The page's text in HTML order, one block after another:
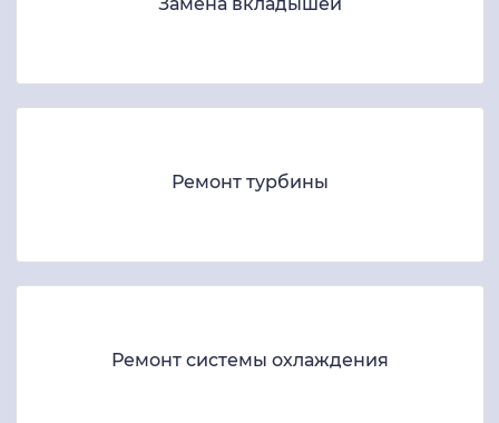
Ремонт турбины
Ремонт системы охлаждения